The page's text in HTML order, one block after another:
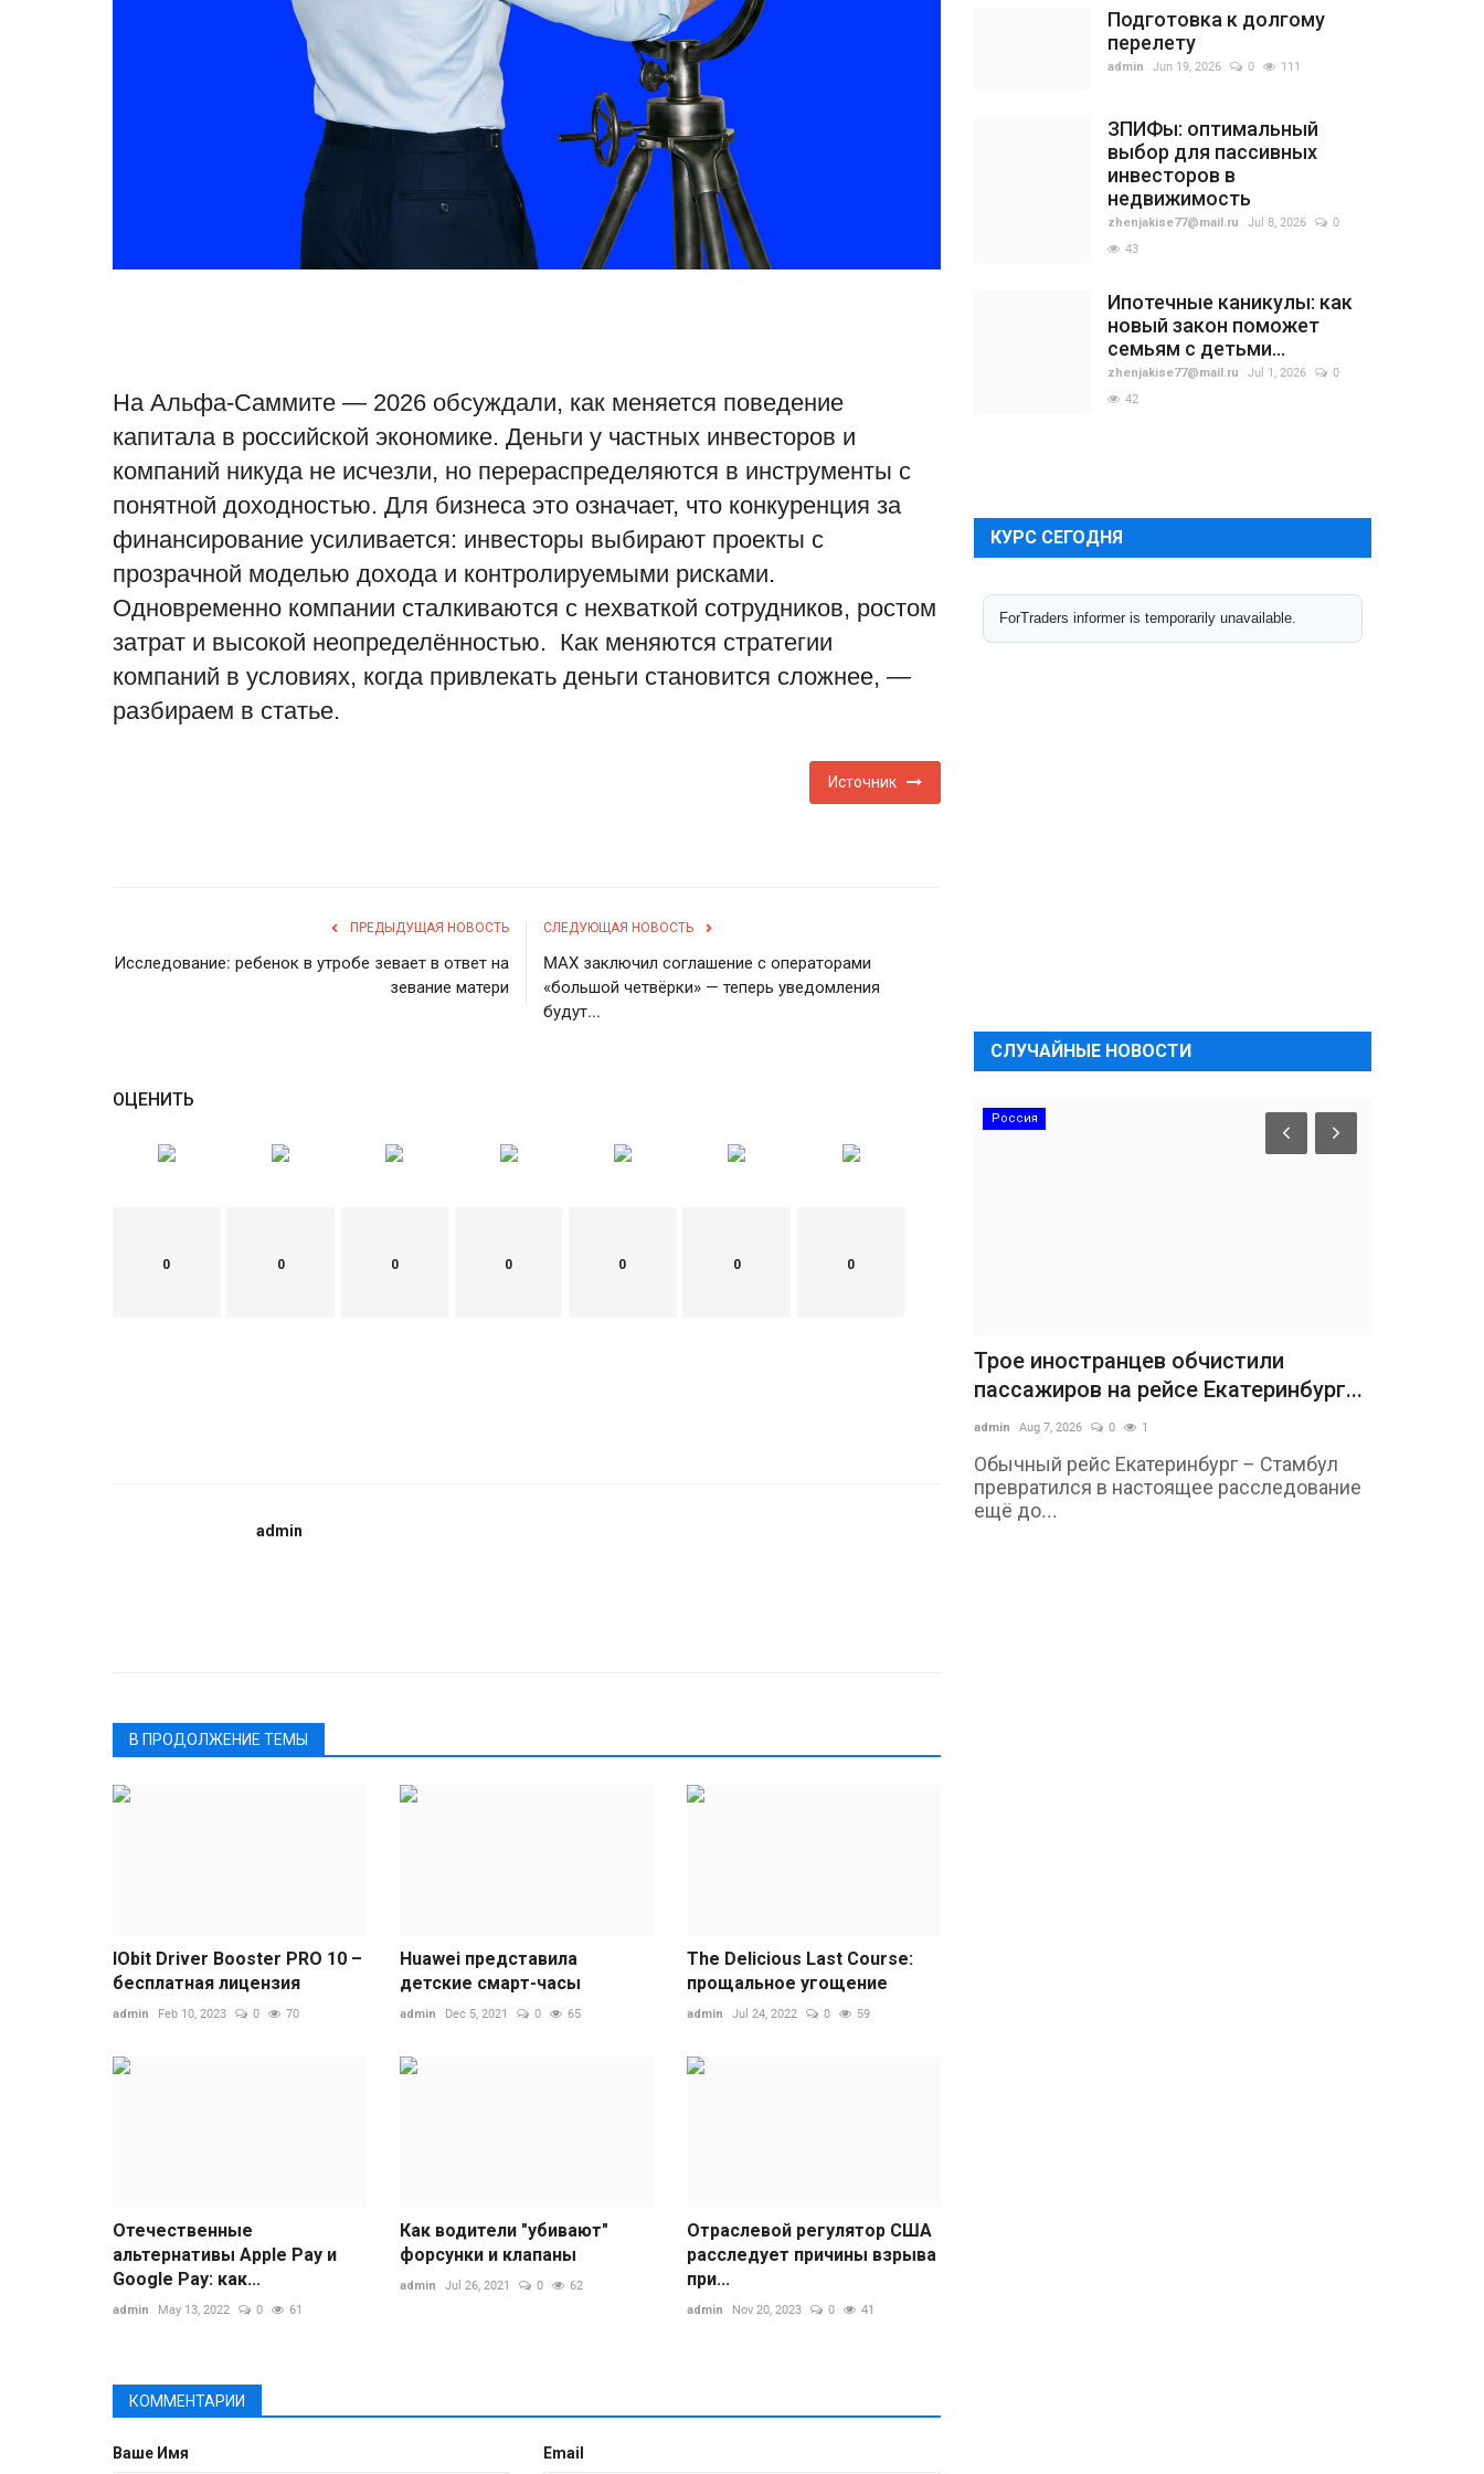
На Альфа-Саммите — 2026 обсуждали, как меняется поведение
капитала в российской экономике. Деньги у частных инвесторов и
компаний никуда не исчезли, но перераспределяются в инструменты с
понятной доходностью. Для бизнеса это означает, что конкуренция за
финансирование усиливается: инвесторы выбирают проекты с
прозрачной моделью дохода и контролируемыми рисками.
Одновременно компании сталкиваются с нехваткой сотрудников, ростом
затрат и высокой неопределённостью. Как меняются стратегии
компаний в условиях, когда привлекать деньги становится сложнее, —
разбираем в статье.
Источник
ПРЕДЫДУЩАЯ НОВОСТЬ
Исследование: ребенок в утробе зевает в ответ на
зевание матери
СЛЕДУЮЩАЯ НОВОСТЬ
MAX заключил соглашение с операторами
«большой четвёрки» — теперь уведомления
будут...
ОЦЕНИТЬ
0 0 0 0 0 0 0
admin
В ПРОДОЛЖЕНИЕ ТЕМЫ
IObit Driver Booster PRO 10 –
бесплатная лицензия
admin Feb 10, 2023 0 70
Huawei представила
детские смарт-часы
admin Dec 5, 2021 0 65
The Delicious Last Course:
прощальное угощение
admin Jul 24, 2022 0 59
Отечественные
альтернативы Apple Pay и
Google Pay: как...
admin May 13, 2022 0 61
Как водители "убивают"
форсунки и клапаны
admin Jul 26, 2021 0 62
Отраслевой регулятор США
расследует причины взрыва
при...
admin Nov 20, 2023 0 41
КОММЕНТАРИИ
Ваше Имя Email
Подготовка к долгому
перелету
admin Jun 19, 2026 0 111
ЗПИФы: оптимальный
выбор для пассивных
инвесторов в
недвижимость
zhenjakise77@mail.ru Jul 8, 2026
0
43
Ипотечные каникулы: как
новый закон поможет
семьям с детьми...
zhenjakise77@mail.ru Jul 1, 2026
0
42
КУРС СЕГОДНЯ
СЛУЧАЙНЫЕ НОВОСТИ
Россия
Трое иностранцев обчистили
пассажиров на рейсе Екатеринбург...
admin Aug 7, 2026 0 1
Обычный рейс Екатеринбург – Стамбул
превратился в настоящее расследование
ещё до...